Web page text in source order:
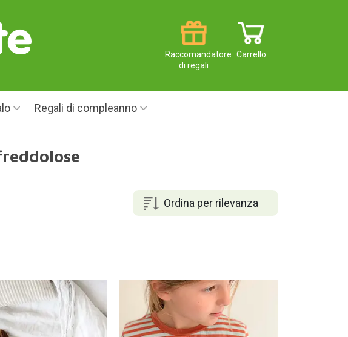
Carrello
Raccomandatore
di regali
Regali di compleanno
Ordina per rilevanza